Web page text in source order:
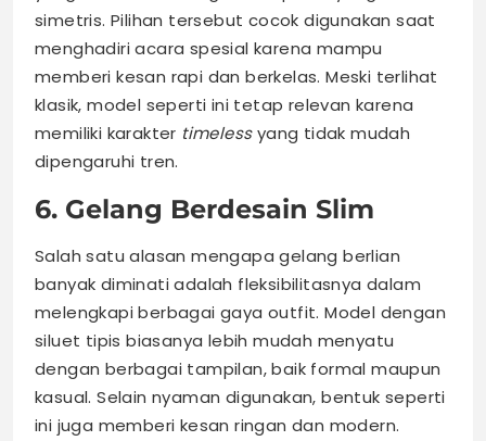
simetris. Pilihan tersebut cocok digunakan saat
menghadiri acara spesial karena mampu
memberi kesan rapi dan berkelas. Meski terlihat
klasik, model seperti ini tetap relevan karena
memiliki karakter timelessyang tidak mudah
dipengaruhi tren.
6. Gelang Berdesain Slim
Salah satu alasan mengapa gelang berlian
banyak diminati adalah fleksibilitasnya dalam
melengkapi berbagai gaya outfit. Model dengan
siluet tipis biasanya lebih mudah menyatu
dengan berbagai tampilan, baik formal maupun
kasual. Selain nyaman digunakan, bentuk seperti
ini juga memberi kesan ringan dan modern.